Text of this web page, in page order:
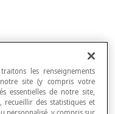
les renseignements
site (y compris votre
essentielles de notre site,
des statistiques et
personnalisé, y compris sur